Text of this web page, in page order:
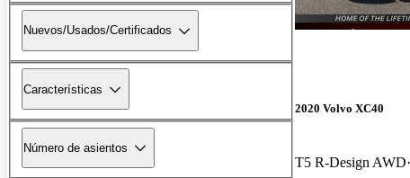
Nuevos/Usados/Certificados
Características
Número de asientos
2020 Volvo XC40
T5 R-Design AWD